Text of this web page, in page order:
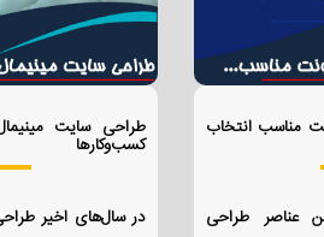
طراحی سایت
کسب‌وکارها
در سال‌های اخیر
مناسب انتخاب
عناصر طراحی